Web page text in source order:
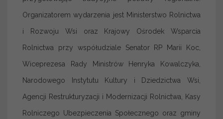
Organizatorem wydarzenia jest Ministerstwo Rolnictwa
i Rozwoju Wsi oraz Krajowy Ośrodek Wsparcia
Rolnictwa przy współudziale Senator RP Marii Koc,
Wiceprezesa Rady Ministrów Henryka Kowalczyka,
Narodowego Instytutu Kultury i Dziedzictwa Wsi,
Agencji Restrukturyzacji i Modernizacji Rolnictwa, Kasy
Rolniczego Ubezpieczenia Społecznego oraz gminy